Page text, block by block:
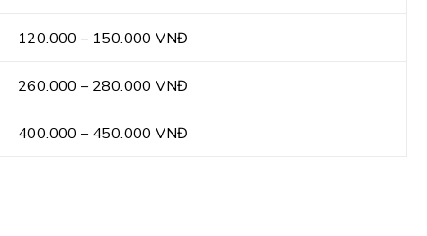
120.000 – 150.000 VNĐ
260.000 – 280.000 VNĐ
400.000 – 450.000 VNĐ